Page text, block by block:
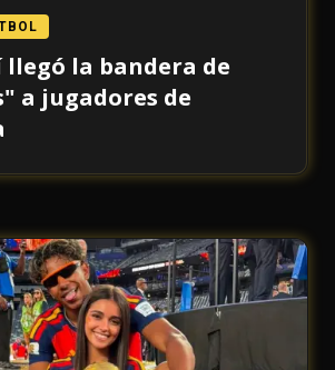
llegó la bandera de
a jugadores de